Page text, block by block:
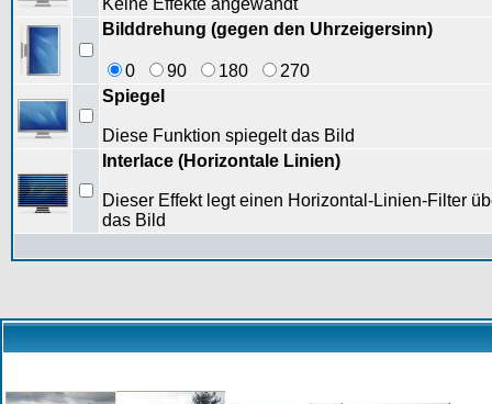
Keine Effekte angewandt
Bilddrehung (gegen den Uhrzeigersinn)
0 90 180
270
Spiegel
Diese Funktion spiegelt das Bild
Interlace (Horizontale Linien)
Dieser Effekt legt einen Horizontal-Linien-Filter
das Bild